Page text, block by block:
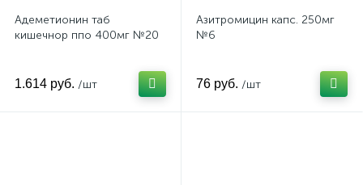
Адеметионин таб
кишечнор ппо 400мг №20
1.614 руб. /шт
Азитромицин капс. 250мг
№6
76 руб. /шт